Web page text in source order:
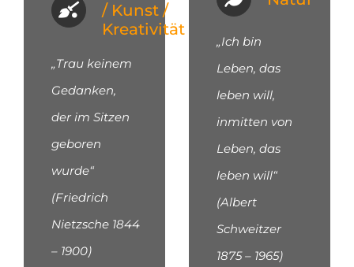
/ Kunst /
Kreativität
„Trau keinem
Gedanken,
der im Sitzen
geboren
wurde“
(Friedrich
Nietzsche 1844
– 1900)
„Ich bin
Leben, das
leben will,
inmitten von
Leben, das
leben will“
(Albert
Schweitzer
1875 – 1965)